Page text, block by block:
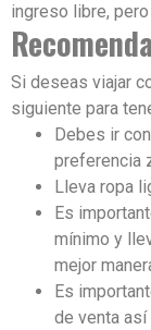
ingreso libre,
Si deseas viajar
siguiente para
Debes ir
preferencia
Lleva ropa
Es
mínimo y
mejor
Es
de venta así